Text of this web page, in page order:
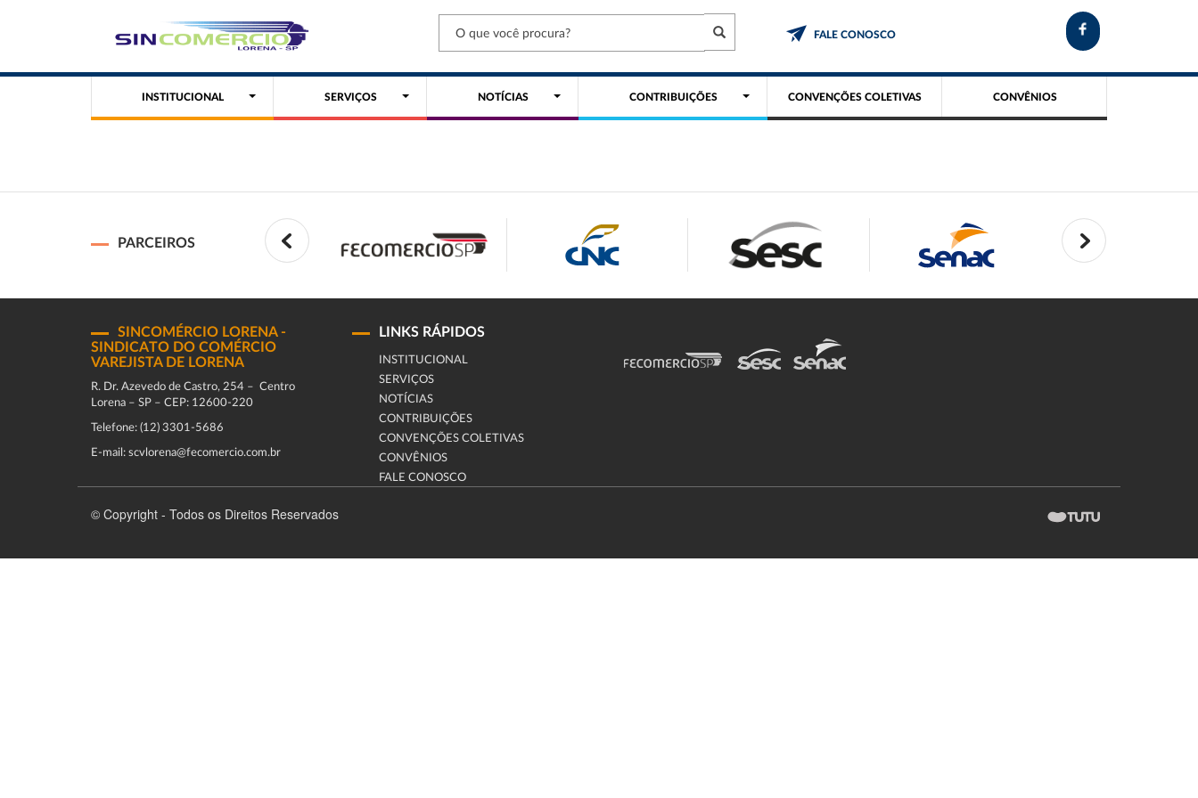
FALE CONOSCO
INSTITUCIONAL SERVIÇOS NOTÍCIAS CONTRIBUIÇÕES CONVENÇÕES COLETIVAS CONVÊNIOS
PARCEIROS
SINCOMÉRCIO LORENA -
SINDICATO DO COMÉRCIO
VAREJISTA DE LORENA
R. Dr. Azevedo de Castro, 254 – Centro
Lorena – SP – CEP: 12600-220
Telefone: (12) 3301-5686
E-mail: scvlorena@fecomercio.com.br
LINKS RÁPIDOS
INSTITUCIONAL
SERVIÇOS
NOTÍCIAS
CONTRIBUIÇÕES
CONVENÇÕES COLETIVAS
CONVÊNIOS
FALE CONOSCO
© Copyright - Todos os Direitos Reservados